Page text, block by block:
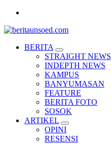
Skip
content
Pemandu Wawasan Almamater
BERITA
STRAIGHT NEWS
INDEPTH NEWS
KAMPUS
BANYUMASAN
FEATURE
BERITA FOTO
SOSOK
ARTIKEL
OPINI
RESENSI